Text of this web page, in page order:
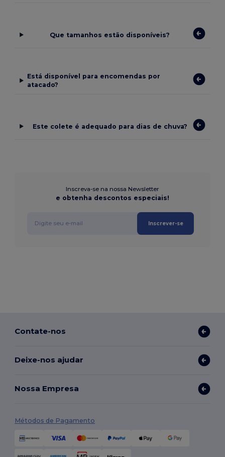
Que tamanhos estão disponíveis?
Está disponível para encomendas por
atacado?
Este colete é adequado para dias de chuva?
Inscreva-se na nossa Newsletter
e obtenha descontos especiais!
Inscrever-se
Contate-nos
Deixe-nos ajudar
Nossa Empresa
Métodos de Pagamento